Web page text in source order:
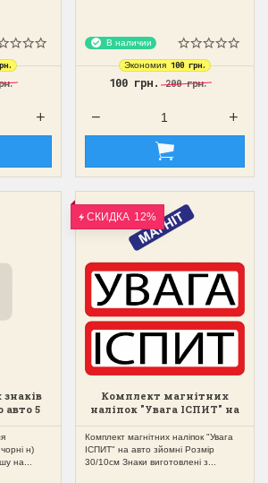
В наличии
Экономия 100 грн.
100 грн.200 грн.
авто 5
н)
на...
СКИДКА 12%
Комплект магнітних
наліпок "Увага ІСПИТ" на
Комплект магнітних наліпок "Увага
ІСПИТ" на авто зйомні Розмір
30/10см Знаки виготовлені з...